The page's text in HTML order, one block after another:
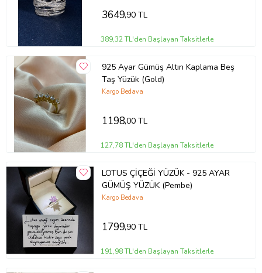
3649,90 TL
389,32 TL'den Başlayan Taksitlerle
925 Ayar Gümüş Altın Kaplama Beş
Taş Yüzük (Gold)
Kargo Bedava
1198,00 TL
127,78 TL'den Başlayan Taksitlerle
LOTUS ÇİÇEĞİ YÜZÜK - 925 AYAR
GÜMÜŞ YÜZÜK (Pembe)
Kargo Bedava
1799,90 TL
191,98 TL'den Başlayan Taksitlerle